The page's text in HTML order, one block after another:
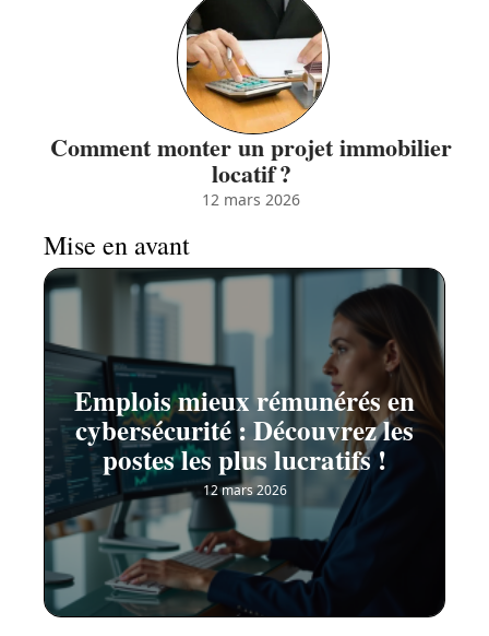
Comment monter un projet immobilier
locatif ?
12 mars 2026
Mise en avant
Emplois mieux rémunérés en
cybersécurité : Découvrez les
postes les plus lucratifs !
12 mars 2026